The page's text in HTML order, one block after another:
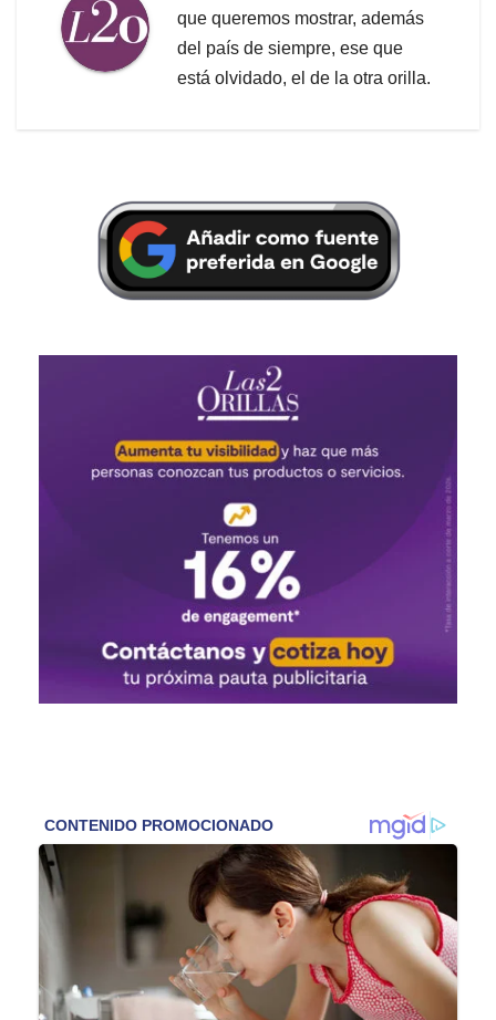
que queremos mostrar, además
del país de siempre, ese que
está olvidado, el de la otra orilla.